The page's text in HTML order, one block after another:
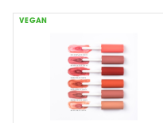
VEGAN